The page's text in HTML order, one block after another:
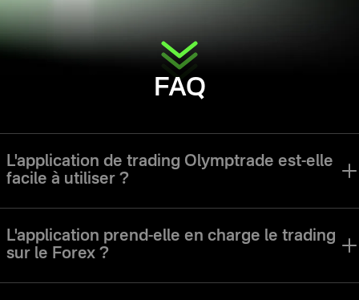
FAQ
L'application de trading Olymptrade est-elle
facile à utiliser ?
tous niveaux de naviguer facilement dans l'interface et d'utiliser tous
les outils.
L'application prend-elle en charge le trading
sur le Forex ?